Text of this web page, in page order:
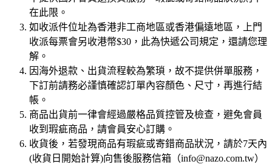
在此限。
如收派件位址為香港非工商地區或香港偏遠地區，上門
收派每票會另收港幣$30，此為快遞公司規定，還請您理
解。
因海外退款、出貨流程較為繁瑣，故不提供併單服務，
下訂前請務必謹慎確認訂單內容顏色、尺寸，再進行結
帳。
商品出貨前一律會經過嚴格品質控管及檢查，避免會員
收到瑕疵商品，請會員安心訂購。
收貨後，若發現商品有瑕疵或寄錯商品狀況，請於7天內
(收貨日開始計算)向售後服務信箱（info@nazo.com.tw）